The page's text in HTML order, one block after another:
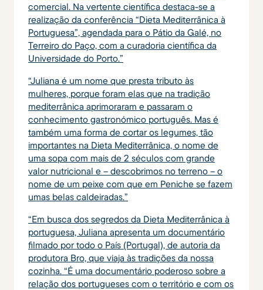
comercial. Na vertente científica destaca-se a
realização da conferência “Dieta Mediterrânica à
Portuguesa”, agendada para o Pátio da Galé, no
Terreiro do Paço, com a curadoria científica da
Universidade do Porto.”
“Juliana é um nome que presta tributo às
mulheres, porque foram elas que na tradição
mediterrânica aprimoraram e passaram o
conhecimento gastronómico português. Mas é
também uma forma de cortar os legumes, tão
importantes na Dieta Mediterrânica, o nome de
uma sopa com mais de 2 séculos com grande
valor nutricional e – descobrimos no terreno – o
nome de um peixe com que em Peniche se fazem
umas belas caldeiradas.”
“Em busca dos segredos da Dieta Mediterrânica à
portuguesa, Juliana apresenta um documentário
filmado por todo o País (Portugal), de autoria da
produtora Bro, que viaja às tradições da nossa
cozinha. “É uma documentário poderoso sobre a
relação dos portugueses com o território e com os